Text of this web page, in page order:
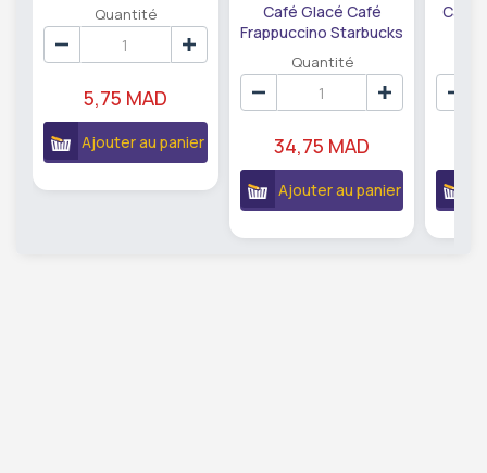
Quantité
5,75 MAD
Ajouter au panier
Café Glacé Café
Frappuccino Starbucks
25cl
Quantité
34,75 MAD
Ajouter au panier
Café